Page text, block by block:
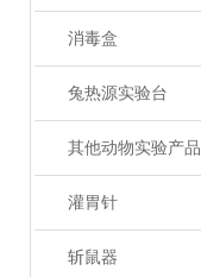
消毒盒
兔热源实验台
其他动物实验产品
灌胃针
斩鼠器